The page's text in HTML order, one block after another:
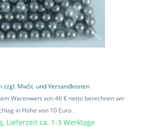
MwSt. und Versandkosten
Warenwert von 46 € netto berechnen wir
in Höhe von 10 Euro.
Lieferzeit ca. 1-3 Werktage